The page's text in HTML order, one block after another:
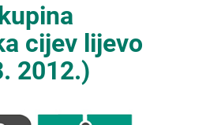
cijev lijevo
2012.)